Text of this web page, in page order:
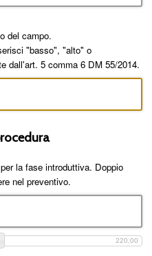
del campo.
"basso", "alto" o
dall'art. 5 comma 6 DM 55/2014.
la fase introduttiva. Doppio
nel preventivo.
220,00